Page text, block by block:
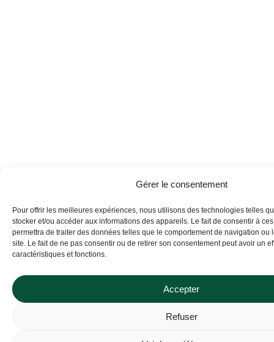
Gérer le consentement
Pour offrir les meilleures expériences, nous utilisons des technologies telles
stocker et/ou accéder aux informations des appareils. Le fait de consentir à
permettra de traiter des données telles que le comportement de navigation ou
site. Le fait de ne pas consentir ou de retirer son consentement peut avoir un
caractéristiques et fonctions.
Accepter
Refuser
Can't find what you're looking for?
If it exists, we probably have it. Contact us, and we’ll prove it